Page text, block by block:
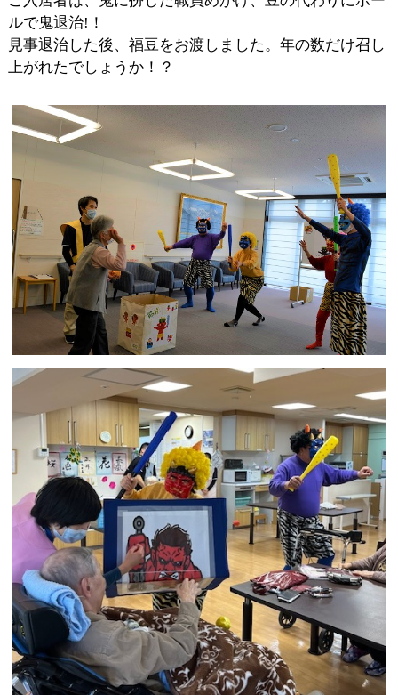
ルで鬼退治!！
見事退治した後、福豆をお渡しました。年の数だけ召し
上がれたでしょうか！？